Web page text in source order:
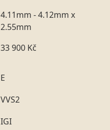
4.11mm - 4.12mm x
2.55mm
33 900 Kč
E
VVS2
IGI